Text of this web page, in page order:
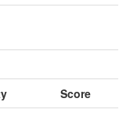
Score